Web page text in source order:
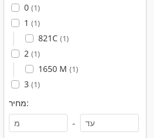
0 (1)
1 (1)
821C (1)
2 (1)
1650 M (1)
3 (1)
מחיר:
-